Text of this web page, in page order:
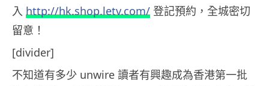
入 http://hk.shop.letv.com/ 登記預約，全城密切
留意！
[divider]
不知道有多少 unwire 讀者有興趣成為香港第一批